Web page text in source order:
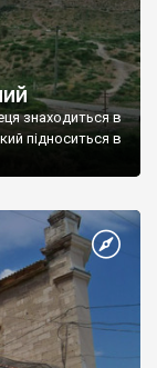
знаходиться в
підноситься в